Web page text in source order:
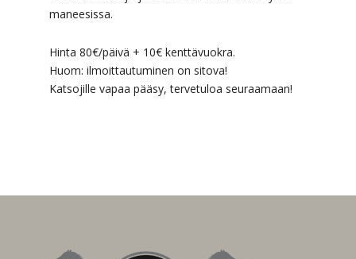
maneesissa.
Hinta 80€/päivä + 10€ kenttävuokra.
Huom: ilmoittautuminen on sitova!
Katsojille vapaa pääsy, tervetuloa seuraamaan!